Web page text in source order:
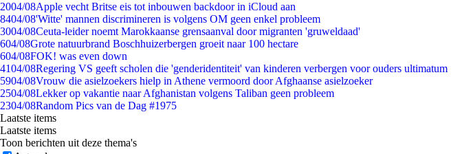
2004/08Apple vecht Britse eis tot inbouwen backdoor in iCloud aan
8404/08'Witte' mannen discrimineren is volgens OM geen enkel probleem
3004/08Ceuta-leider noemt Marokkaanse grensaanval door migranten 'gruweldaad'
604/08Grote natuurbrand Boschhuizerbergen groeit naar 100 hectare
604/08FOK! was even down
4104/08Regering VS geeft scholen die 'genderidentiteit' van kinderen verbergen voor ouders ultimatum
5904/08Vrouw die asielzoekers hielp in Athene vermoord door Afghaanse asielzoeker
2504/08Lekker op vakantie naar Afghanistan volgens Taliban geen probleem
2304/08Random Pics van de Dag #1975
Laatste items
Laatste items
Toon berichten uit deze thema's